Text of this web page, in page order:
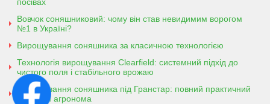
Вовчок соняшниковий: чому він став невидимим ворогом
№1 в Україні?
Вирощування соняшника за класичною технологією
Технологія вирощування Clearfield: системний підхід до
чистого поля і стабільного врожаю
Вирощування соняшника під Гранстар: повний практичний
гайд для агронома